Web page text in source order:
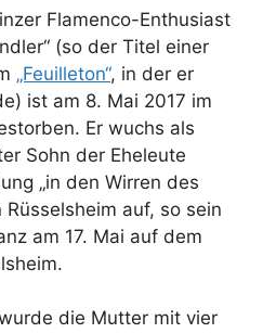
Flamenco-Enthusiast
(so der Titel einer
„Feuilleton“, in der er
ist am 8. Mai 2017 im
Er wuchs als
Sohn der Eheleute
„in den Wirren des
Rüsselsheim auf, so sein
am 17. Mai auf dem
die Mutter mit vier